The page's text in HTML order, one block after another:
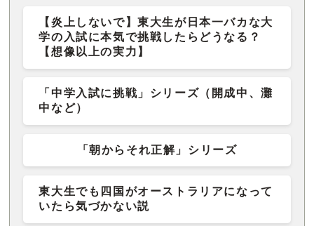
【炎上しないで】東大生が日本一バカな大
学の入試に本気で挑戦したらどうなる？
【想像以上の実力】
「中学入試に挑戦」シリーズ（開成中、灘
中など）
「朝からそれ正解」シリーズ
東大生でも四国がオーストラリアになって
いたら気づかない説